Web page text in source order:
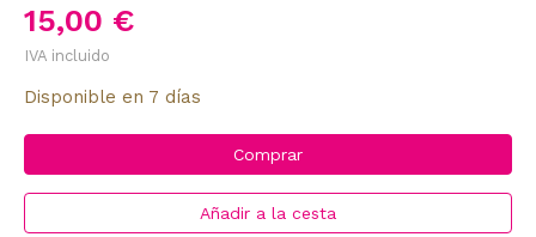
15,00 €
IVA incluido
Disponible en 7 días
Comprar
Añadir a la cesta